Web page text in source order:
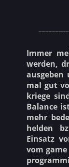
Immer
werden,
mal gut
kriege
Balance
mehr
helden
Einsatz
vom